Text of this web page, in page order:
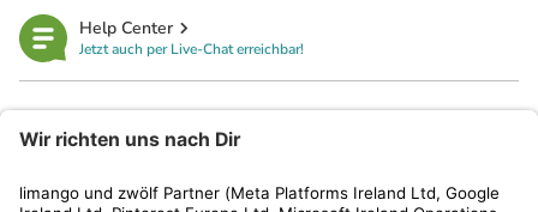
Help Center
Jetzt auch per Live-Chat erreichbar!